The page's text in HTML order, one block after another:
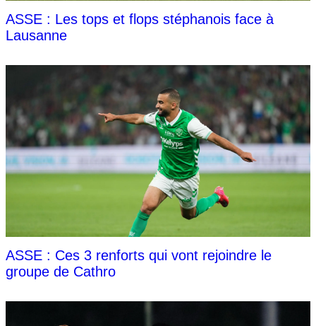
ASSE : Les tops et flops stéphanois face à
Lausanne
ASSE : Ces 3 renforts qui vont rejoindre le
groupe de Cathro